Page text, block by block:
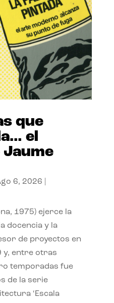
que
el
6, 2026
1975) ejerce la
docencia y la
de proyectos en
y, entre otras
temporadas fue
de la serie
‘Escala